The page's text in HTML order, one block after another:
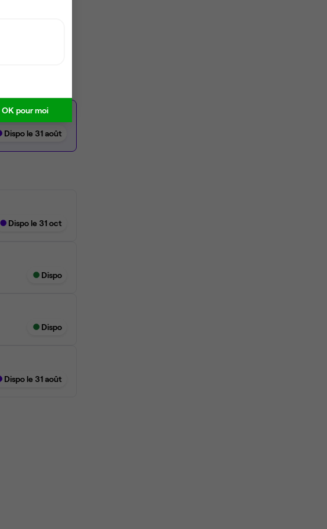
Dispo le 31 août
Dispo le 31 oct
Dispo
Dispo
Dispo le 31 août
OK pour moi